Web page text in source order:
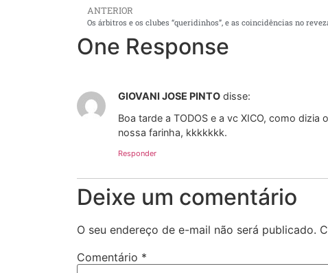
ANTERIOR
One Response
GIOVANI JOSE PINTO disse:
Boa tarde a TODOS e a vc XICO, como
nossa farinha, kkkkkkk.
Responder
Deixe um comentário
O seu endereço de e-mail não será publicado.
Comentário *